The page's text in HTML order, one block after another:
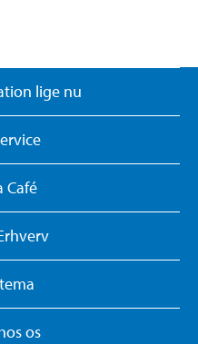
lige nu
Café
os